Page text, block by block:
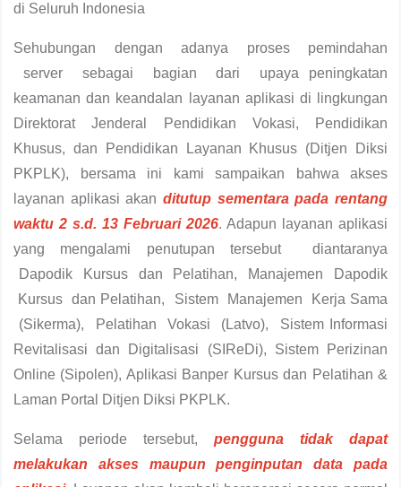
di Seluruh Indonesia
Sehubungan dengan adanya proses pemindahan
server sebagai bagian dari upaya peningkatan
keamanan dan keandalan layanan aplikasi di lingkungan
Direktorat Jenderal Pendidikan Vokasi, Pendidikan
Khusus, dan Pendidikan Layanan Khusus (Ditjen Diksi
PKPLK), bersama ini kami sampaikan bahwa akses
layanan aplikasi akan ditutup sementara pada rentang
waktu 2 s.d. 13 Februari 2026. Adapun layanan aplikasi
yang mengalami penutupan tersebut diantaranya
Dapodik Kursus dan Pelatihan, Manajemen Dapodik
Kursus dan Pelatihan, Sistem Manajemen Kerja Sama
(Sikerma), Pelatihan Vokasi (Latvo), Sistem Informasi
Revitalisasi dan Digitalisasi (SIReDi), Sistem Perizinan
Online (Sipolen), Aplikasi Banper Kursus dan Pelatihan &
Laman Portal Ditjen Diksi PKPLK.
Selama periode tersebut, pengguna tidak dapat
melakukan akses maupun penginputan data pada